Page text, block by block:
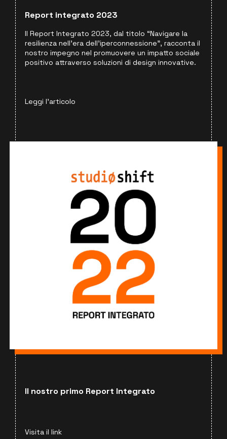
Report integrato 2023
Il Report Integrato 2023, dal titolo “Navigare la
resilienza nell’era dell’iperconnessione”, racconta il
nostro impegno nel promuovere un impatto sociale
positivo attraverso soluzioni di design innovative.
Leggi l'articolo
Il nostro primo Report Integrato
Visita il link